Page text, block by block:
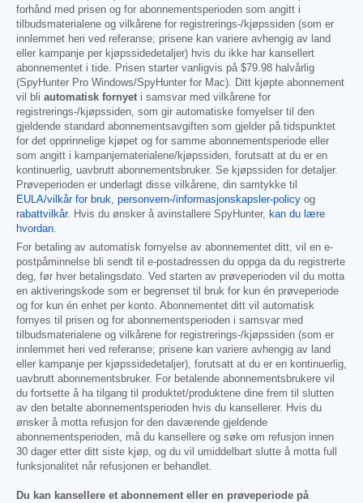
forhånd med prisen og for abonnementsperioden som angitt i
tilbudsmaterialene og vilkårene for registrerings-/kjøpssiden (som er
innlemmet heri ved referanse; prisene kan variere avhengig av land
eller kampanje per kjøpssidedetaljer) hvis du ikke har kansellert
abonnementet i tide. Prisen starter vanligvis på $79.98 halvårlig
(SpyHunter Pro Windows/SpyHunter for Mac). Ditt kjøpte abonnement
vil bli automatisk fornyet i samsvar med vilkårene for
registrerings-/kjøpssiden, som gir automatiske fornyelser til den
gjeldende standard abonnementsavgiften som gjelder på tidspunktet
for det opprinnelige kjøpet og for samme abonnementsperiode eller
som angitt i kampanjematerialene/kjøpssiden, forutsatt at du er en
kontinuerlig, uavbrutt abonnementsbruker. Se kjøpssiden for detaljer.
Prøveperioden er underlagt disse vilkårene, din samtykke til
EULA/vilkår for bruk, personvern-/informasjonskapsler-policy og
rabattvilkår. Hvis du ønsker å avinstallere SpyHunter, kan du lære
hvordan.
For betaling av automatisk fornyelse av abonnementet ditt, vil en e-
postpåminnelse bli sendt til e-postadressen du oppga da du registrerte
deg, før hver betalingsdato. Ved starten av prøveperioden vil du motta
en aktiveringskode som er begrenset til bruk for kun én prøveperiode
og for kun én enhet per konto. Abonnementet ditt vil automatisk
fornyes til prisen og for abonnementsperioden i samsvar med
tilbudsmaterialene og vilkårene for registrerings-/kjøpssiden (som er
innlemmet heri ved referanse; prisene kan variere avhengig av land
eller kampanje per kjøpssidedetaljer), forutsatt at du er en kontinuerlig,
uavbrutt abonnementsbruker. For betalende abonnementsbrukere vil
du fortsette å ha tilgang til produktet/produktene dine frem til slutten
av den betalte abonnementsperioden hvis du kansellerer. Hvis du
ønsker å motta refusjon for den daværende gjeldende
abonnementsperioden, må du kansellere og søke om refusjon innen
30 dager etter ditt siste kjøp, og du vil umiddelbart slutte å motta full
funksjonalitet når refusjonen er behandlet.
Du kan kansellere et abonnement eller en prøveperiode på